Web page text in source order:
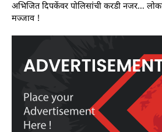
अभिजित दिपकेंवर पोलिसांची करडी नजर…
मज्जाव !